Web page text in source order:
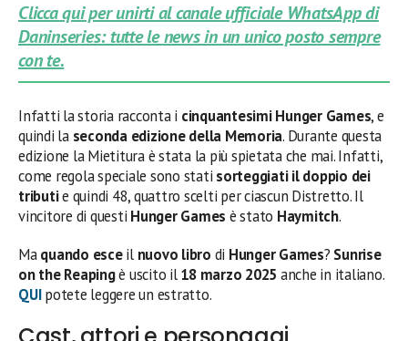
Clicca qui per unirti al canale ufficiale WhatsApp di
Daninseries: tutte le news in un unico posto sempre
con te.
Infatti la storia racconta i cinquantesimi Hunger Games, e
quindi la seconda edizione della Memoria. Durante questa
edizione la Mietitura è stata la più spietata che mai. Infatti,
come regola speciale sono stati sorteggiati il doppio dei
tributie quindi 48, quattro scelti per ciascun Distretto. Il
vincitore di questi Hunger Games è stato Haymitch.
Maquando esceil nuovo libro di Hunger Games? Sunrise
on the Reapingè uscito il18 marzo 2025 anche in italiano.
QUIpotete leggere un estratto.